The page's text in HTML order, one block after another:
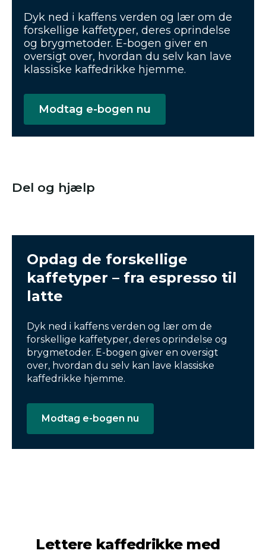
Dyk ned i kaffens verden og lær om de
forskellige kaffetyper, deres oprindelse
og brygmetoder. E-bogen giver en
oversigt over, hvordan du selv kan lave
klassiske kaffedrikke hjemme.
Modtag e-bogen nu
Del og hjælp
Opdag de forskellige
kaffetyper – fra espresso til
latte
Dyk ned i kaffens verden og lær om de
forskellige kaffetyper, deres oprindelse og
brygmetoder. E-bogen giver en oversigt
over, hvordan du selv kan lave klassiske
kaffedrikke hjemme.
Modtag e-bogen nu
Lettere kaffedrikke med